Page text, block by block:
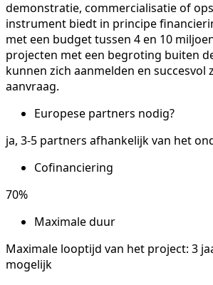
demonstratie, commercialisatie of
instrument biedt in principe
met een budget tussen 4 en 10
projecten met een begroting buiten
kunnen zich aanmelden en succesvol
aanvraag.
Europese partners nodig?
ja, 3-5 partners afhankelijk van het
Cofinanciering
70%
Maximale duur
Maximale looptijd van het project: 3
mogelijk